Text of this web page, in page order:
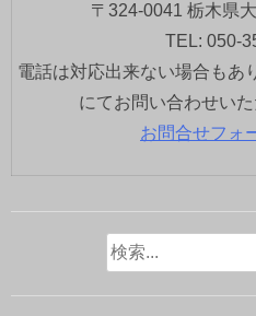
2026年4月12日
先日は以前に講座を受けて
をオープンするということ
〒324-0041 栃木県
TEL: 050-
電話は対応出来ない場合もあ
にてお問い合わせいた
お問合せフォ